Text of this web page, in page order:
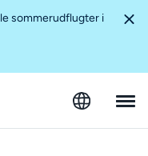
sommerudflugter i